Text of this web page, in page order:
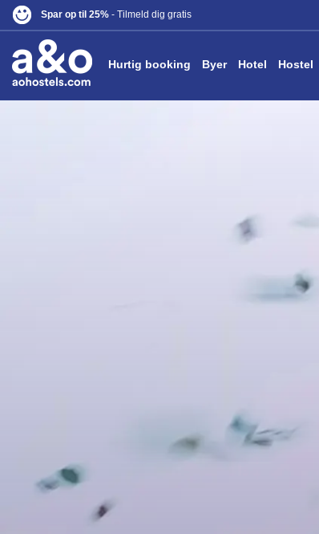
Spar op til 25% - Tilmeld dig gratis
Hurtig booking Byer Hotel Hostel